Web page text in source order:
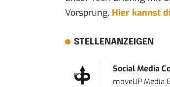
Vorsprung. Hier kannst
STELLENANZEIGEN
Social Media
moveUP Media